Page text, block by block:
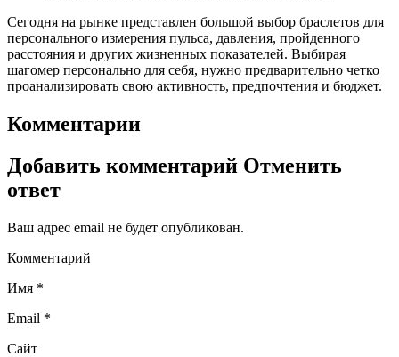
Сегодня на рынке представлен большой выбор браслетов для
персонального измерения пульса, давления, пройденного
расстояния и других жизненных показателей. Выбирая
шагомер персонально для себя, нужно предварительно четко
проанализировать свою активность, предпочтения и бюджет.
Комментарии
Добавить комментарий Отменить
ответ
Ваш адрес email не будет опубликован.
Комментарий
Имя *
Email *
Сайт